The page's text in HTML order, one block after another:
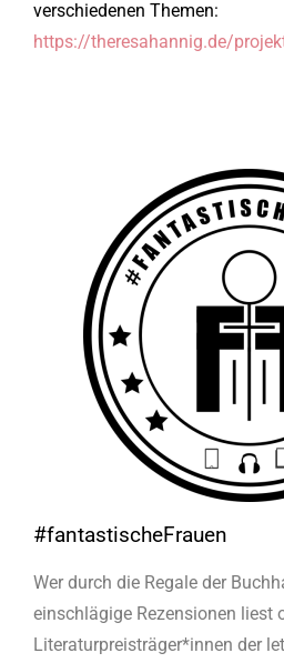
verschiedenen Themen:
https://theresahannig.de/
#fantastischeFrauen
Wer durch die Regale der
einschlägige Rezensionen liest
Literaturpreisträger*innen der